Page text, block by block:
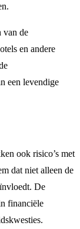
van de
en andere
een levendige
ook risico’s met
dat niet alleen de
De
financiële